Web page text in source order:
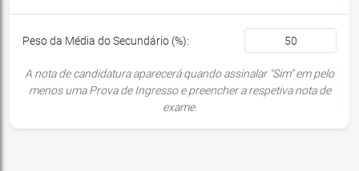
Peso da Média do Secundário (%):
A nota de candidatura aparecerá quando assinalar "Sim" em pelo
menos uma Prova de Ingresso e preencher a respetiva nota de
exame.